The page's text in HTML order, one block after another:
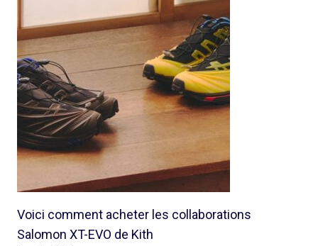
Voici comment acheter les collaborations
Salomon XT-EVO de Kith